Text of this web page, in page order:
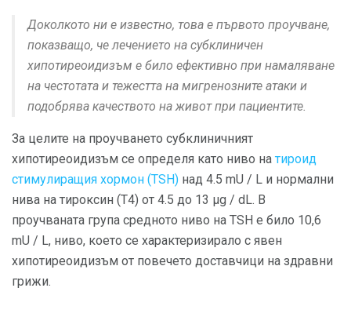
Доколкото ни е известно, това е първото проучване,
показващо, че лечението на субклиничен
хипотиреоидизъм е било ефективно при намаляване
на честотата и тежестта на мигренозните атаки и
подобрява качеството на живот при пациентите.
За целите на проучването субклиничният
хипотиреоидизъм се определя като ниво на тироид
стимулиращия хормон (TSH) над 4.5 mU / L и нормални
нива на тироксин (Т4) от 4.5 до 13 μg / dL. В
проучваната група средното ниво на TSH е било 10,6
mU / L, ниво, което се характеризирало с явен
хипотиреоидизъм от повечето доставчици на здравни
грижи.